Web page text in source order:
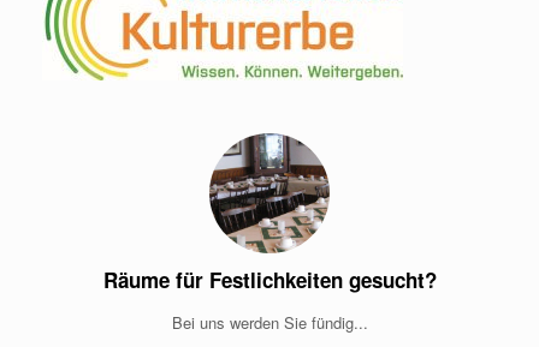
Räume für Festlichkeiten gesucht?
Bei uns werden Sie fündig...